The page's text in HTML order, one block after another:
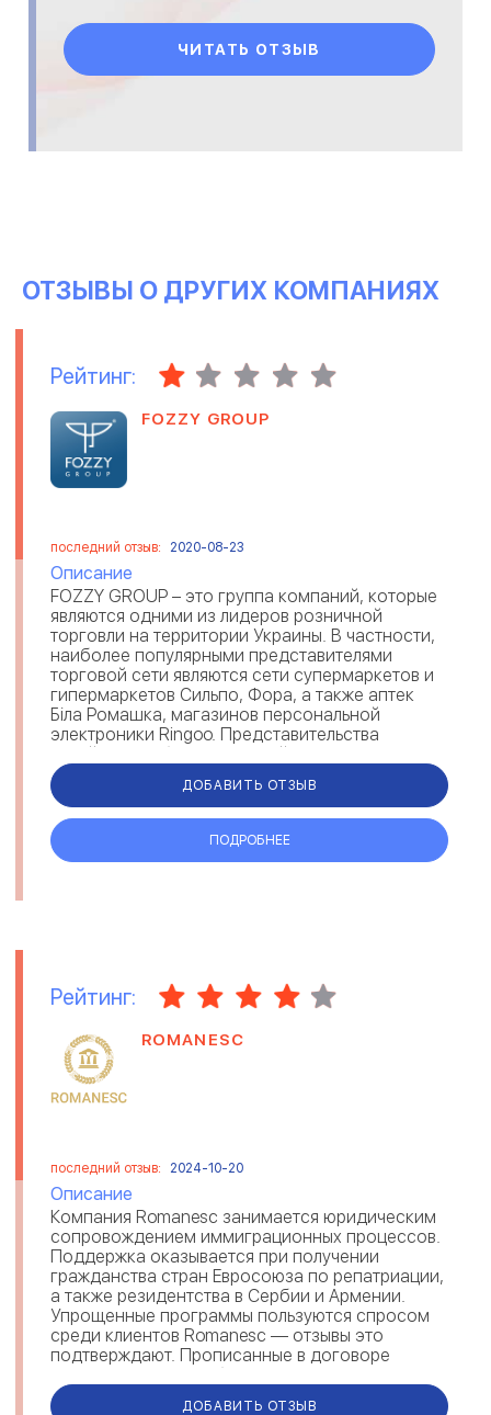
ЧИТАТЬ ОТЗЫВ
ОТЗЫВЫ О ДРУГИХ КОМПАНИЯХ
Рейтинг:
FOZZY GROUP
последний отзыв: 2020-08-23
Описание
FOZZY GROUP – это группа компаний, которые
являются одними из лидеров розничной
торговли на территории Украины. В частности,
наиболее популярными представителями
торговой сети являются сети супермаркетов и
гипермаркетов Сильпо, Фора, а также аптек
Біла Ромашка, магазинов персональной
электроники Ringoo. Представительства
ритейлера работают по всей территории
Украины, ...
ДОБАВИТЬ ОТЗЫВ
ПОДРОБНЕЕ
Рейтинг:
ROMANESC
последний отзыв: 2024-10-20
Описание
Компания Romanesc занимается юридическим
сопровождением иммиграционных процессов.
Поддержка оказывается при получении
гражданства стран Евросоюза по репатриации,
а также резидентства в Сербии и Армении.
Упрощенные программы пользуются спросом
среди клиентов Romanesc — отзывы это
подтверждают. Прописанные в договоре
гарантии, говорят об ответственности и
надежности ...
ДОБАВИТЬ ОТЗЫВ